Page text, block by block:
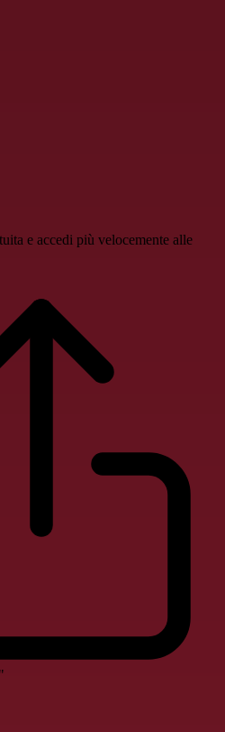
e accedi più velocemente alle